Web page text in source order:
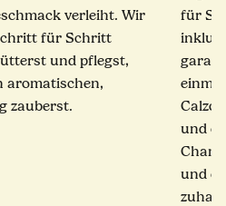
verleiht. Wir
für Schritt
und pflegst,
aromatischen,
zauberst.
für
und
und